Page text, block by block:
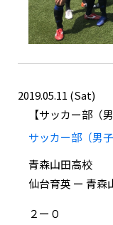
2019.05.11 (Sat)
サッカー部（
サッカー部（男
青森山田高校
仙台育英 ー 青森
２ー０